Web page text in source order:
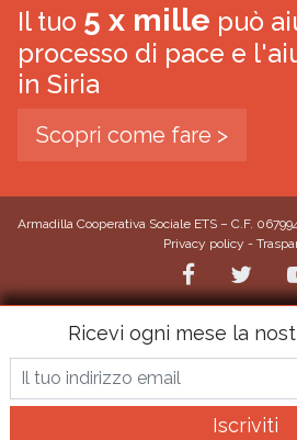
Il tuo 5 x mille può
processo di pace e
in Siria
Scopri come fare >
Armadilla Cooperativa Sociale ETS – C.F.
Privacy policy -
Ricevi ogni mese la